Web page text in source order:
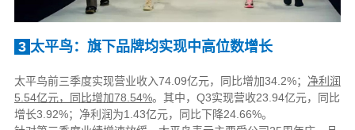
3 太平鸟：旗下品牌均实现中高位数增长
太平鸟前三季度实现营业收入74.09亿元，同比增加34.2%； 净利润
5.54亿元，同比增加78.54%。其中，Q3实现营收23.94亿元，同比
增长3.92%；净利润为1.43亿元，同比下降24.66%。